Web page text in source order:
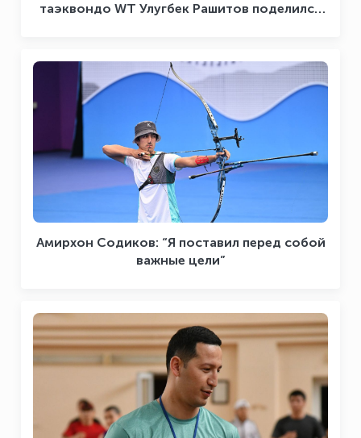
таэквондо WT Улугбек Рашитов поделился
Амирхон Содиков: “Я поставил перед собой
важные цели”